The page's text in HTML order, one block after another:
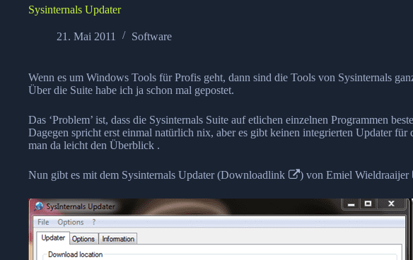
Sysinternals Updater
21. Mai 2011 Software
Wenn es um Windows Tools für Profis geht, dann sind die Tools von Sysinternals
Über die Suite habe ich ja schon mal gepostet.
Das ‘Problem’ ist, dass die Sysinternals Suite auf etlichen einzelnen Programmen
Dagegen spricht erst einmal natürlich nix, aber es gibt keinen integrierten Updater
man da leicht den Überblick .
Nun gibt es mit dem Sysinternals Updater (Downloadlink ) von Emiel Wieldraaijer